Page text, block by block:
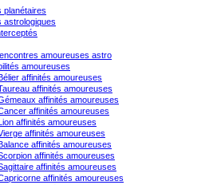
planétaires
astrologiques
amoureuses astro
amoureuses
affinités amoureuses
affinités amoureuses
affinités amoureuses
affinités amoureuses
affinités amoureuses
affinités amoureuses
affinités amoureuses
affinités amoureuses
affinités amoureuses
affinités amoureuses